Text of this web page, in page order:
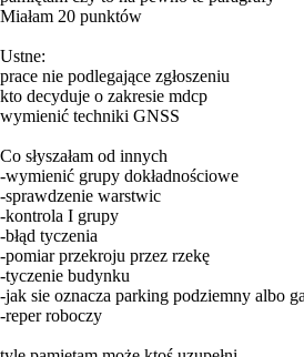
Miałam 20 punktów
Ustne:
prace nie podlegające zgłoszeniu
kto decyduje o zakresie mdcp
wymienić techniki GNSS
Co słyszałam od innych
-wymienić grupy dokładnościowe
-sprawdzenie warstwic
-kontrola I grupy
-błąd tyczenia
-pomiar przekroju przez rzekę
-tyczenie budynku
-jak sie oznacza parking podziemny albo
-reper roboczy